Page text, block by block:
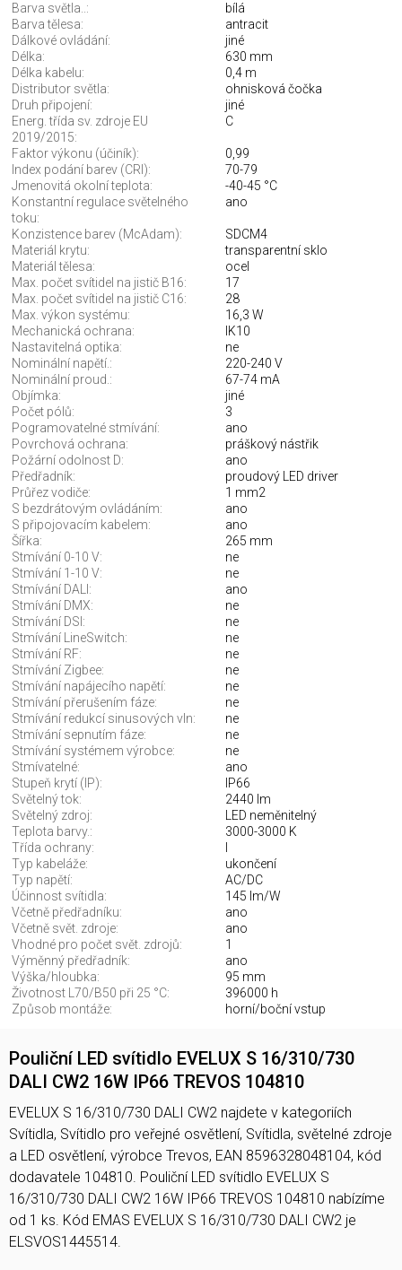
Barva světla..:
bílá
Barva tělesa:
antracit
Dálkové ovládání:
jiné
Délka:
630 mm
Délka kabelu:
0,4 m
Distributor světla:
ohnisková čočka
Druh připojení:
jiné
Energ. třída sv. zdroje EU
2019/2015:
C
Faktor výkonu (účiník):
0,99
Index podání barev (CRI):
70-79
Jmenovitá okolní teplota:
-40-45 °C
Konstantní regulace světelného
toku:
ano
Konzistence barev (McAdam):
SDCM4
Materiál krytu:
transparentní sklo
Materiál tělesa:
ocel
Max. počet svítidel na jistič B16:
17
Max. počet svítidel na jistič C16:
28
Max. výkon systému:
16,3 W
Mechanická ochrana:
IK10
Nastavitelná optika:
ne
Nominální napětí.:
220-240 V
Nominální proud.:
67-74 mA
Objímka:
jiné
Počet pólů:
3
Pogramovatelné stmívání:
ano
Povrchová ochrana:
práškový nástřik
Požární odolnost D:
ano
Předřadník:
proudový LED driver
Průřez vodiče:
1 mm2
S bezdrátovým ovládáním:
ano
S připojovacím kabelem:
ano
Šířka:
265 mm
Stmívání 0-10 V:
ne
Stmívání 1-10 V:
ne
Stmívání DALI:
ano
Stmívání DMX:
ne
Stmívání DSI:
ne
Stmívání LineSwitch:
ne
Stmívání RF:
ne
Stmívání Zigbee:
ne
Stmívání napájecího napětí:
ne
Stmívání přerušením fáze:
ne
Stmívání redukcí sinusových vln:
ne
Stmívání sepnutím fáze:
ne
Stmívání systémem výrobce:
ne
Stmívatelné:
ano
Stupeň krytí (IP):
IP66
Světelný tok:
2440 lm
Světelný zdroj:
LED neměnitelný
Teplota barvy.:
3000-3000 K
Třída ochrany:
Typ kabeláže:
ukončení
Typ napětí:
AC/DC
Účinnost svítidla:
145 lm/W
Včetně předřadníku:
ano
Včetně svět. zdroje:
ano
Vhodné pro počet svět. zdrojů:
1
Výměnný předřadník:
ano
Výška/hloubka:
95 mm
Životnost L70/B50 při 25 °C:
396000 h
Způsob montáže:
horní/boční vstup
Pouliční LED svítidlo EVELUX S 16/310/730
DALI CW2 16W IP66 TREVOS 104810
EVELUX S 16/310/730 DALI CW2 najdete v kategoriích
Svítidla, Svítidlo pro veřejné osvětlení, Svítidla, světelné zdroje
a LED osvětlení, výrobce Trevos, EAN 8596328048104, kód
dodavatele 104810. Pouliční LED svítidlo EVELUX S
16/310/730 DALI CW2 16W IP66 TREVOS 104810 nabízíme
od 1 ks. Kód EMAS EVELUX S 16/310/730 DALI CW2 je
ELSVOS1445514.